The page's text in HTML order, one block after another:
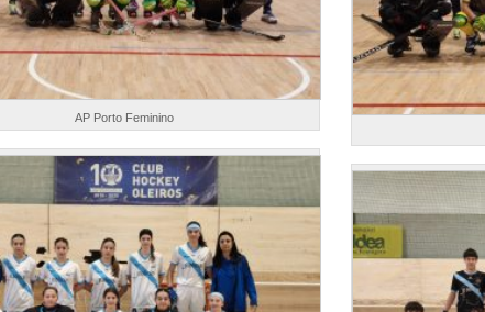
AP Porto Feminino